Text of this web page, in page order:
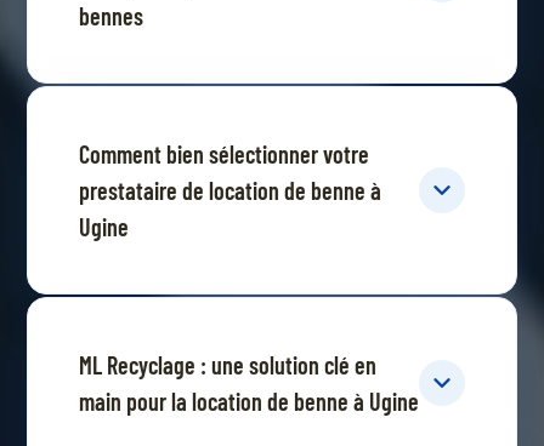
bennes
Comment bien sélectionner votre
prestataire de location de benne à
Ugine
ML Recyclage : une solution clé en
main pour la location de benne à Ugine